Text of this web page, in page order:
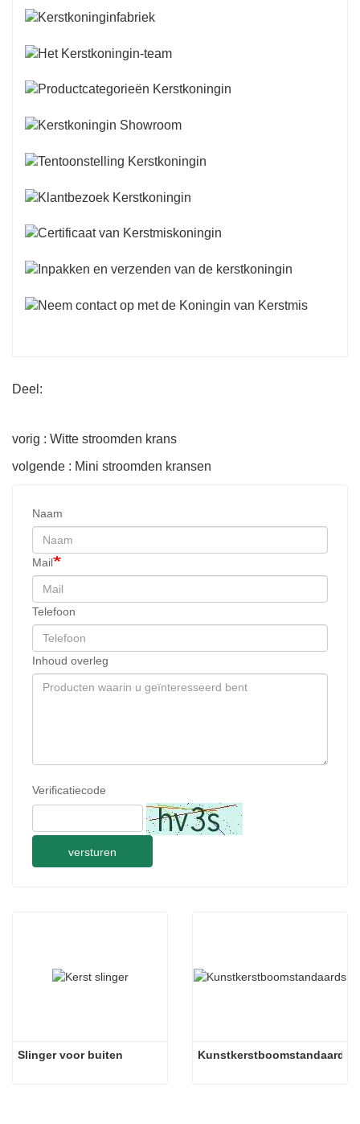
Deel:
vorig : Witte stroomden krans
volgende : Mini stroomden kransen
Naam
Mail
Telefoon
Inhoud overleg
Verificatiecode
versturen
Slinger voor buiten Kunstkerstboomstandaards